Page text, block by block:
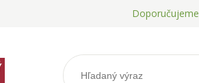
Doporučujeme